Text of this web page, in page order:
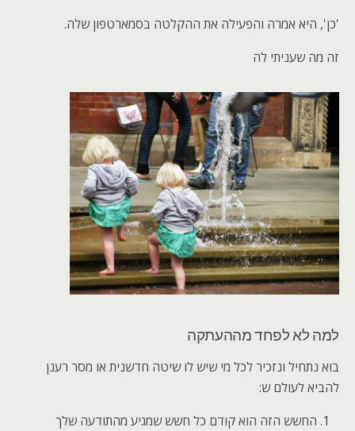
'כן', היא אמרה והפעילה את ההקלטה בסמארטפון שלה.
זה מה שעניתי לה
למה לא לפחד מההעתקה
בוא נתחיל ונזכיר לכל מי שיש לו שיטה חדשנית או מסר רענן
להביא לעולם ש:
החשש הזה הוא קודם כל חשש שמגיע מהתודעה שלך